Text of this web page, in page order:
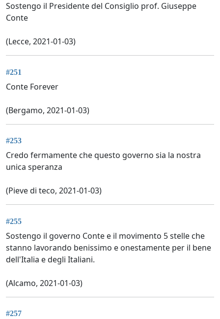
Sostengo il Presidente del Consiglio prof. Giuseppe
Conte
(Lecce, 2021-01-03)
#251
Conte Forever
(Bergamo, 2021-01-03)
#253
Credo fermamente che questo governo sia la nostra
unica speranza
(Pieve di teco, 2021-01-03)
#255
Sostengo il governo Conte e il movimento 5 stelle che
stanno lavorando benissimo e onestamente per il bene
dell'Italia e degli Italiani.
(Alcamo, 2021-01-03)
#257